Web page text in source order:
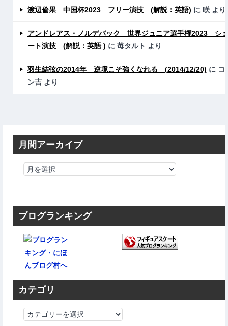
渡辺倫果 中国杯2023 フリー演技 (解説：英語) に 咲より
アンドレアス・ノルデバック 世界ジュニア選手権2023 シ
ート演技 (解説：英語 ) に 苺タルト より
羽生結弦の2014年 逆境こそ強くなれる (2014/12/20) に コ
ン吉より
月間アーカイブ
ブログランキング
カテゴリ
カ